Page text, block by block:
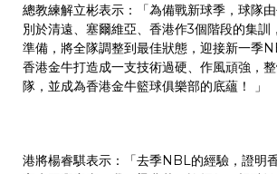
總教練解立彬表示：「為備戰新球季，球隊
別於清遠、塞爾維亞、香港作3個階段的集訓
準備，將全隊調整到最佳狀態，迎接新一季
香港金牛打造成一支技術過硬、作風頑強，
隊，並成為香港金牛籃球俱樂部的底蘊！ 」
港將楊睿騏表示：「去季NBL的經驗，證明